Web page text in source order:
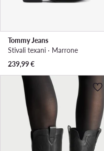
Tommy Jeans
Stivali texani · Marrone
239,99€